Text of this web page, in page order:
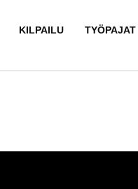
KILPAILU TYÖPAJAT